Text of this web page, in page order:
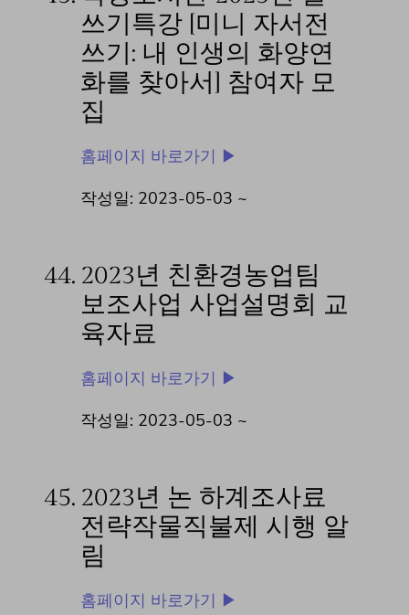
쓰기특강 [미니 자서전
쓰기: 내 인생의 화양연
화를 찾아서] 참여자 모
집
홈페이지 바로가기 ▶
작성일: 2023-05-03 ~
44. 2023년 친환경농업팀
보조사업 사업설명회 교
육자료
홈페이지 바로가기 ▶
작성일: 2023-05-03 ~
45. 2023년 논 하계조사료
전략작물직불제 시행 알
림
홈페이지 바로가기 ▶